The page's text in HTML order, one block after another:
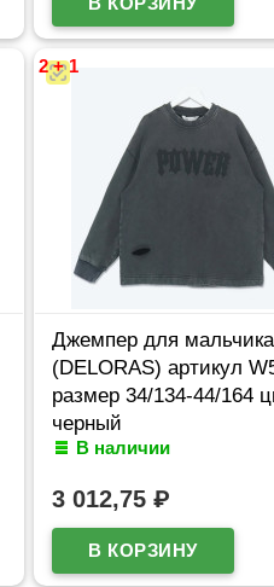
2 + 1
Джемпер для мальчика
(DELORAS) артикул
размер 34/134-44/164
черный
В наличии
3 012,75₽